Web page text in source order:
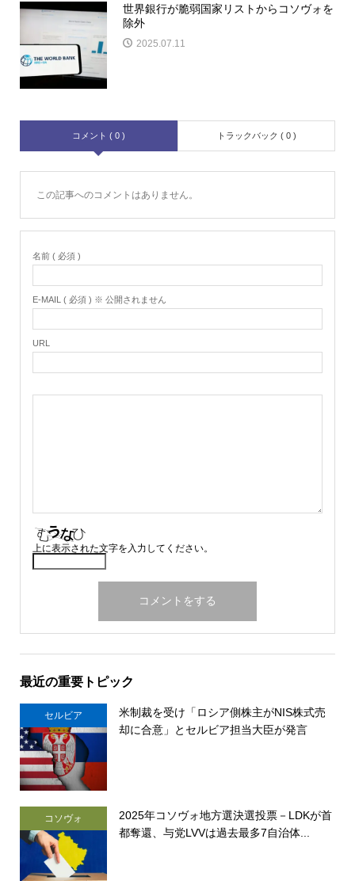
世界銀行が脆弱国家リストからコソヴォを
除外
2025.07.11
コメント ( 0 ) トラックバック ( 0 )
この記事へのコメントはありません。
名前 ( 必須 )
E-MAIL ( 必須 ) ※ 公開されません
URL
上に表示された文字を入力してください。
最近の重要トピック
セルビア
米制裁を受け「ロシア側株主がNIS株式売
却に合意」とセルビア担当大臣が発言
コソヴォ
2025年コソヴォ地方選決選投票－LDKが首
都奪還、与党LVVは過去最多7自治体...